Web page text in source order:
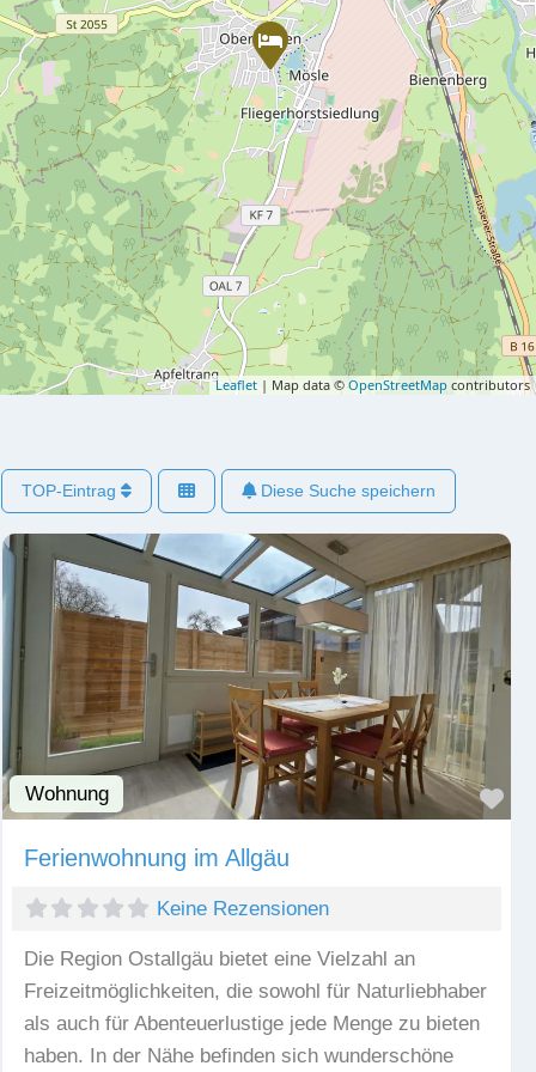
Leaflet| Map data © OpenStreetMap contributors
TOP-Eintrag Diese Suche speichern
Wohnung
Ferienwohnung im Allgäu
Keine Rezensionen
Die Region Ostallgäu bietet eine Vielzahl an
Freizeitmöglichkeiten, die sowohl für Naturliebhaber
als auch für Abenteuerlustige jede Menge zu bieten
haben. In der Nähe befinden sich wunderschöne